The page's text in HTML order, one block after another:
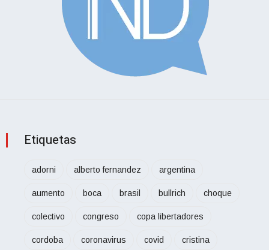
Etiquetas
adorni alberto fernandez argentina
aumento boca brasil bullrich choque
colectivo congreso copa libertadores
cordoba coronavirus covid cristina